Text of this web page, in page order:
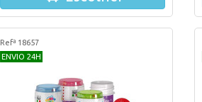
Refª 18657
ENVIO 24H